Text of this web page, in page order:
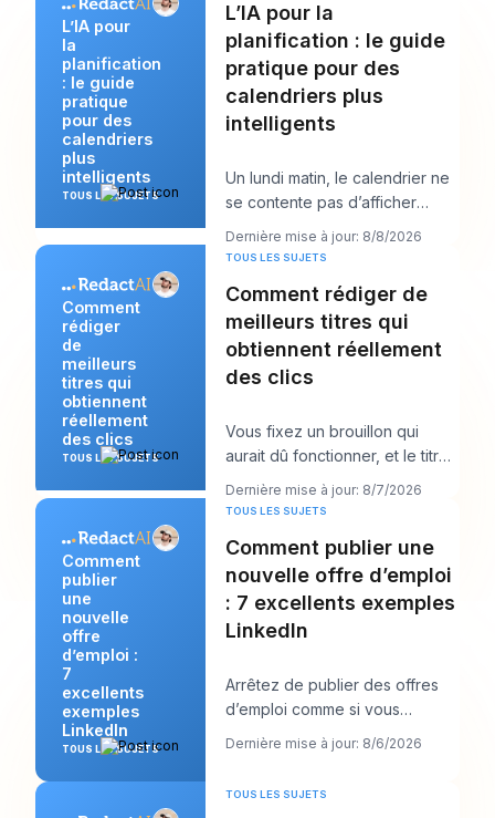
L’IA pour
la
planification
: le guide
pratique
pour des
calendriers
plus
intelligents
TOUS LES SUJETS
L’IA pour la
planification : le guide
pratique pour des
calendriers plus
intelligents
Un lundi matin, le calendrier ne
se contente pas d’afficher
votre journée. Il commence à la
négocier
Dernière mise à jour: 8/8/2026
Comment
rédiger
de
meilleurs
titres qui
obtiennent
réellement
des clics
TOUS LES SUJETS
TOUS LES SUJETS
Comment rédiger de
meilleurs titres qui
obtiennent réellement
des clics
Vous fixez un brouillon qui
aurait dû fonctionner, et le titre
est probablement la première
chose qu
Dernière mise à jour: 8/7/2026
Comment
publier
une
nouvelle
offre
d’emploi :
7
excellents
exemples
LinkedIn
TOUS LES SUJETS
TOUS LES SUJETS
Comment publier une
nouvelle offre d’emploi
: 7 excellents exemples
LinkedIn
Arrêtez de publier des offres
d’emploi comme si vous
remplissiez des formulaires et
commencez à les
Dernière mise à jour: 8/6/2026
TOUS LES SUJETS